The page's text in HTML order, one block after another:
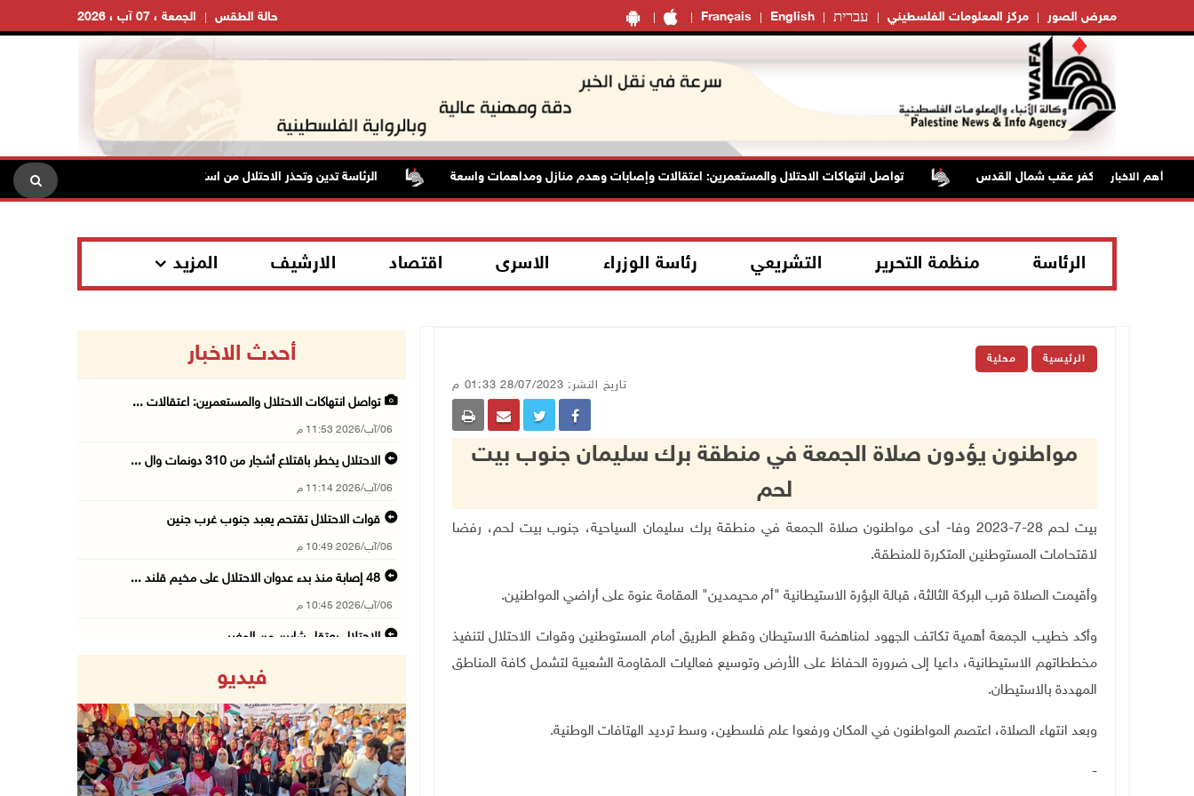
Français English עברית مركز المعلومات الفلسطيني معرض الصور الجمعة ، 07 آب ، 2026 حالة الطقس
أهم الاخبار تواصل انتهاكات الاحتلال والمستعمرين: اعتقالات وإصابات وهدم منازل ومداهمات واسعة الرئاسة تدين وتحذر الاحتلال من استمرار حربه الشاملة على الشعب
الرئاسة منظمة التحرير التشريعي رئاسة الوزراء الاسرى اقتصاد الارشيف المزيد
الرئيسية محلية
تاريخ النشر: 28/07/2023 01:33 م
مواطنون يؤدون صلاة الجمعة في منطقة برك سليمان جنوب بيت
لحم
بيت لحم28-7-2023
وفا- أدى مواطنون صلاة الجمعة في منطقة برك سليمان السياحية، جنوب بيت لحم، رفضا
لاقتحامات المستوطنين المتكررة للمنطقة.
وأقيمت الصلاة قرب البركة الثالثة، قبالة البؤرة الاستيطانية "أم محيمدين" المقامة عنوة على أراضي المواطنين.
وأكد خطيب الجمعة أهمية تكاتف الجهود لمناهضة الاستيطان وقطع الطريق أمام المستوطنين وقوات الاحتلال لتنفيذ
مخططاتهم الاستيطانية، داعيا إلى ضرورة الحفاظ على الأرض وتوسيع فعاليات المقاومة الشعبية لتشمل كافة المناطق
المهددة بالاستيطان.
وبعد انتهاء الصلاة، اعتصم المواطنون في المكان ورفعوا علم فلسطين، وسط ترديد الهتافات الوطنية.
-
أحدث الاخبار
تواصل انتهاكات الاحتلال والمستعمرين: اعتقالات ...
06/آب/2026 11:53 م
الاحتلال يخطر باقتلاع أشجار من 310 دونمات وال ...
06/آب/2026 11:14 م
قوات الاحتلال تقتحم يعبد جنوب غرب جنين
06/آب/2026 10:49 م
48 إصابة منذ بدء عدوان الاحتلال على مخيم قلند ...
06/آب/2026 10:45 م
الاحتلال يعتقل شابين من المغير
06/آب/2026 10:01 م
رئيس بلدية الخليل يطلع وفدا أميركيا على تطورا ...
06/آب/2026 09:59 م
فيديو
Previous Next